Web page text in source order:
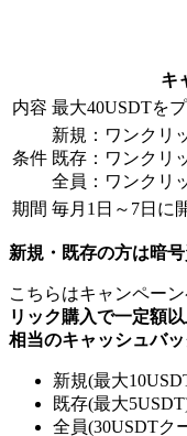
キ
内容 最大40USDTを
条件
新規：ワンクリ
既存：ワンクリ
全員：ワンクリ
期間 毎月1日～7日に
新規・既存の方は暗
こちらはキャンペー
リック購入で一定額
相当のキャッシュバッ
新規(最大
既存(最大
全員(30USDTク